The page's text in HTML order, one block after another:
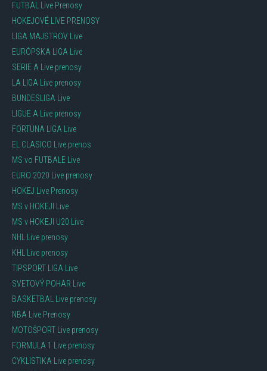
FUTBAL Live Prenosy
HOKEJOVÉ LIVE PRENOSY
LIGA MAJSTROV Live
EURÓPSKA LIGA Live
SERIE A Live prenosy
LA LIGA Live prenosy
BUNDESLIGA Live
LIGUE A Live prenosy
FORTUNA LIGA Live
EL CLASICO Live prenos
MS vo FUTBALE Live
EURO 2020 Live prenosy
HOKEJ Live Prenosy
MS v HOKEJI Live
MS v HOKEJI U20 Live
NHL Live prenosy
KHL Live prenosy
TIPSPORT LIGA Live
SVETOVÝ POHAR Live
BASKETBAL Live prenosy
NBA Live Prenosy
MOTOŠPORT Live prenosy
FORMULA 1 Live prenosy
CYKLISTIKA Live prenosy